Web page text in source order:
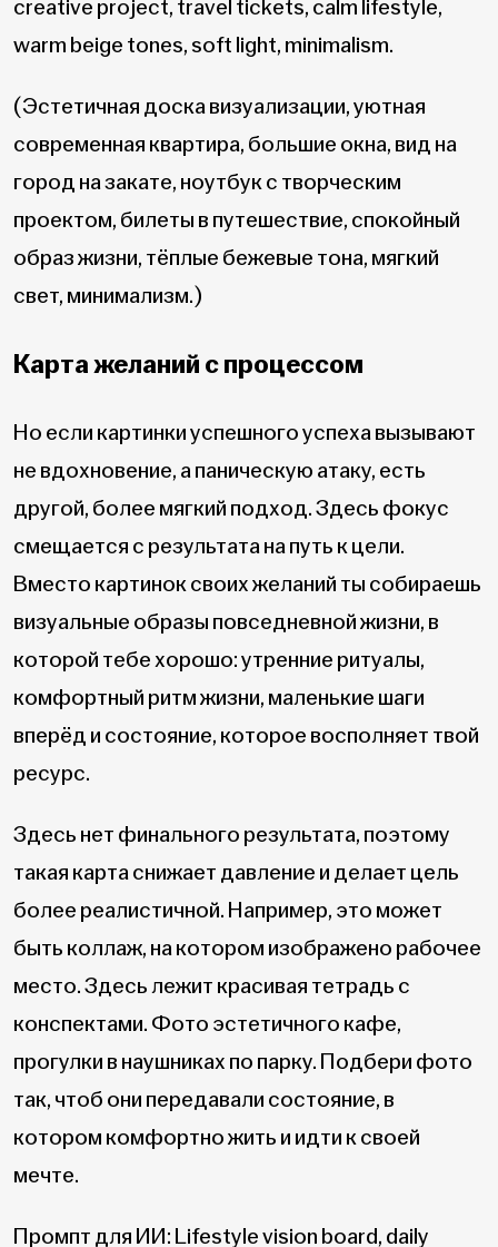
creative project, travel tickets, calm lifestyle,
warm beige tones, soft light, minimalism.
(Эстетичная доска визуализации, уютная
современная квартира, большие окна, вид на
город на закате, ноутбук с творческим
проектом, билеты в путешествие, спокойный
образ жизни, тёплые бежевые тона, мягкий
свет, минимализм.)
Карта желаний с процессом
Но если картинки успешного успеха вызывают
не вдохновение, а паническую атаку, есть
другой, более мягкий подход. Здесь фокус
смещается с результата на путь к цели.
Вместо картинок своих желаний ты собираешь
визуальные образы повседневной жизни, в
которой тебе хорошо: утренние ритуалы,
комфортный ритм жизни, маленькие шаги
вперёд и состояние, которое восполняет твой
ресурс.
Здесь нет финального результата, поэтому
такая карта снижает давление и делает цель
более реалистичной. Например, это может
быть коллаж, на котором изображено рабочее
место. Здесь лежит красивая тетрадь с
конспектами. Фото эстетичного кафе,
прогулки в наушниках по парку. Подбери фото
так, чтоб они передавали состояние, в
котором комфортно жить и идти к своей
мечте.
Промпт для ИИ: Lifestyle vision board, daily